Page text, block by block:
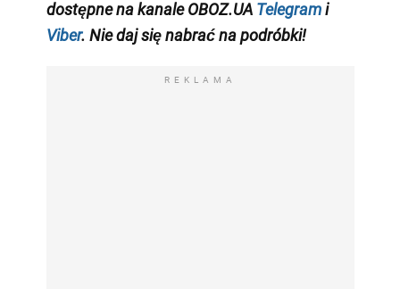
dostępne nakanaleOBOZ.UA Telegrami
Viber. Nie daj się nabrać na podróbki!
REKLAMA